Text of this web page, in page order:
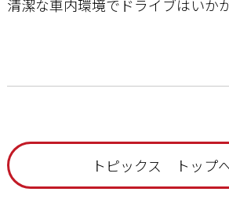
清潔な車内環境でドライブはいか
トピックス トップ